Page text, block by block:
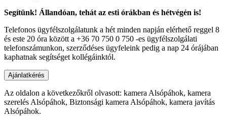
Segítünk! Állandóan, tehát az esti órákban és hétvégén is!
Telefonos ügyfélszolgálatunk a hét minden napján elérhető reggel 8
és este 20 óra között a +36 70 750 0 750 -es ügyfélszolgálati
telefonszámunkon, szerződéses ügyfeleink pedig a nap 24 órájában
kaphatnak segítséget kollégáinktól.
Az oldalon a következőkről olvasott: kamera Alsópáhok, kamera
szerelés Alsópáhok, Biztonsági kamera Alsópáhok, kamera javítás
Alsópáhok.